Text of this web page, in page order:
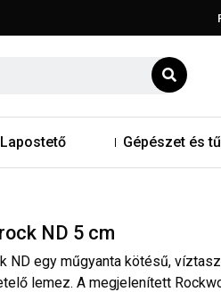
Lapostető Gépészet és
ND 5 cm
ND egy műgyanta kötésű,
lemez. A megjelenített